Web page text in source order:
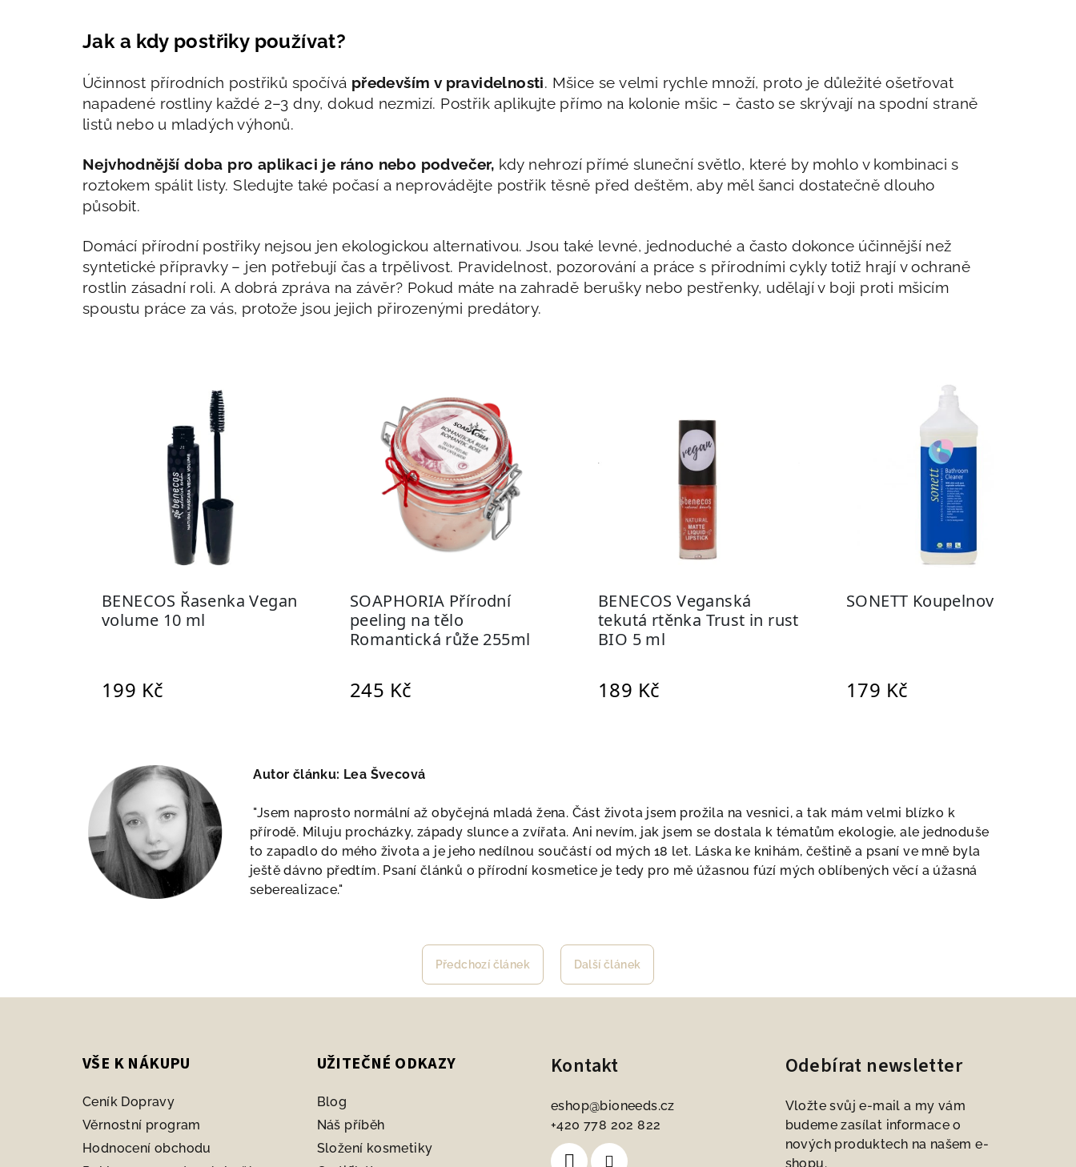
Jak a kdy postřiky používat?
Účinnost přírodních postřiků spočívá především v pravidelnosti. Mšice se velmi rychle množí, proto je důležité ošetřovat
napadené rostliny každé 2–3 dny, dokud nezmizí. Postřik aplikujte přímo na kolonie mšic – často se skrývají na spodní straně
listů nebo u mladých výhonů.
Nejvhodnější doba pro aplikaci je ráno nebo podvečer, kdy nehrozí přímé sluneční světlo, které by mohlo v kombinaci s
roztokem spálit listy. Sledujte také počasí a neprovádějte postřik těsně před deštěm, aby měl šanci dostatečně dlouho
působit.
Domácí přírodní postřiky nejsou jen ekologickou alternativou. Jsou také levné, jednoduché a často dokonce účinnější než
syntetické přípravky – jen potřebují čas a trpělivost. Pravidelnost, pozorování a práce s přírodními cykly totiž hrají v ochraně
rostlin zásadní roli. A dobrá zpráva na závěr? Pokud máte na zahradě berušky nebo pestřenky, udělají v boji proti mšicím
spoustu práce za vás, protože jsou jejich přirozenými predátory.
Autor článku: Lea Švecová
"Jsem naprosto normální až obyčejná mladá žena. Část života jsem prožila na vesnici, a tak mám velmi blízko k
přírodě. Miluju procházky, západy slunce a zvířata. Ani nevím, jak jsem se dostala k tématům ekologie, ale jednoduše
to zapadlo do mého života a je jeho nedílnou součástí od mých 18 let. Láska ke knihám, češtině a psaní ve mně byla
ještě dávno předtím. Psaní článků o přírodní kosmetice je tedy pro mě úžasnou fúzí mých oblíbených věcí a úžasná
seberealizace."
Předchozí článek Další článek
VŠE K NÁKUPU
Ceník Dopravy
Věrnostní program
Hodnocení obchodu
UŽITEČNÉ ODKAZY
Blog
Náš příběh
Složení kosmetiky
Kontakt
eshop@bioneeds.cz
+420 778 202 822
Odebírat newsletter
Vložte svůj e-mail a my vám
budeme zasílat informace o
nových produktech na našem e-
shopu.